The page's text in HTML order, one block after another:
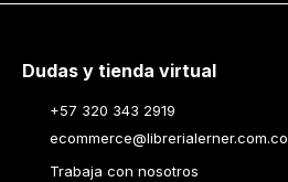
Dudas y tienda virtual
+57 320 343 2919
ecommerce@librerialerner.com.co
Trabaja con nosotros